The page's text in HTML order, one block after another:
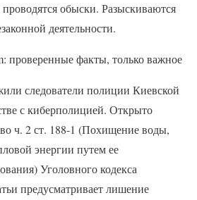
обыски. Разыскиваются
деятельности.
проверенные факты, только важное
следователи полиции Киевской
с киберполицией. Открыто
ч. 2 ст. 188-1 (Похищение воды,
энергии путем ее
Уголовного кодекса
предусматривает лишение